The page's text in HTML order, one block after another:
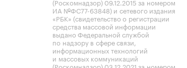
(Роскомнадзор) 09.12.2015 за номером
ИА №ФС77-63848) и сетевого издания
«РБК» (свидетельство о регистрации
средства массовой информации
выдано Федеральной службой
по надзору в сфере связи,
информационных технологий
и массовых коммуникаций
(Роскомнадзор) 03.12.2021 за номером